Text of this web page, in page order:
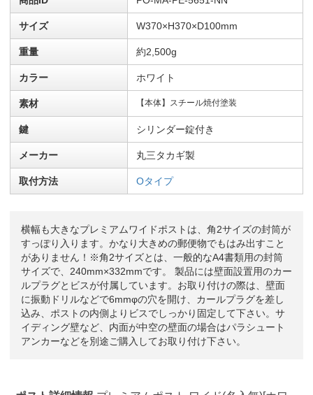
サイズ W370×H370×D100mm
重量 約2,500g
カラー ホワイト
素材 【本体】スチール焼付塗装
鍵 シリンダー錠付き
メーカー 丸三タカギ製
取付方法 Oタイプ
横幅も大きなプレミアムワイドポストは、角2サイズの封筒が
すっぽり入ります。かなり大きめの郵便物でもはみ出すこと
がありません！※角2サイズとは、一般的なA4書類用の封筒
サイズで、240mm×332mmです。 製品には壁面設置用のカー
ルプラグとビスが付属しています。お取り付けの際は、壁面
に振動ドリルなどで6mmφの穴を開け、カールプラグを差し
込み、ポストの内側よりビスでしっかり固定して下さい。サ
イディング壁など、内面が中空の壁面の場合はパラシュート
アンカーなどを別途ご購入してお取り付け下さい。